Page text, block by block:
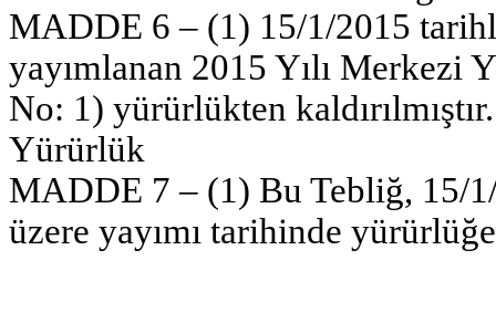
MADDE 6 – (1) 15/1/2015
yayımlanan 2015 Yılı Merkezi
No: 1) yürürlükten kaldırılmıştır.
Yürürlük
MADDE 7 – (1) Bu Tebliğ, 15/
üzere yayımı tarihinde